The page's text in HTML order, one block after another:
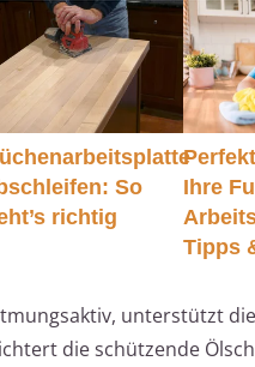
So
richtig
Ihre
Tipps
unterstützt
die schützende